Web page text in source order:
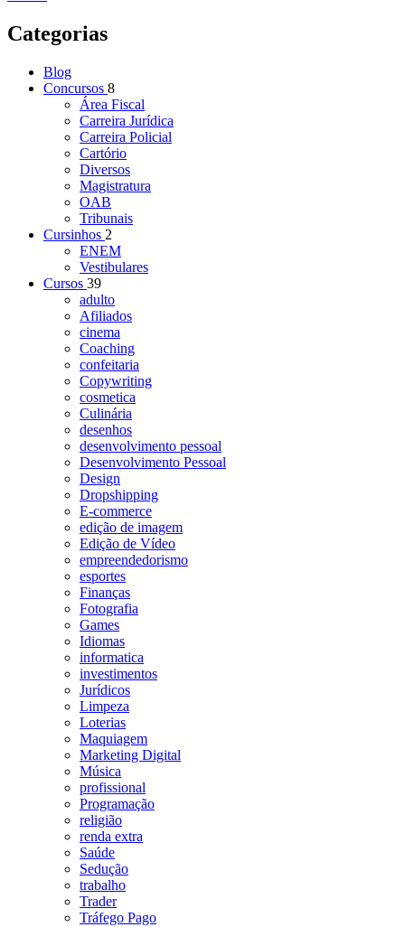
Categorias
Blog
Concursos 8
Área Fiscal
Carreira Jurídica
Carreira Policial
Cartório
Diversos
Magistratura
OAB
Tribunais
Cursinhos 2
ENEM
Vestibulares
Cursos 39
adulto
Afiliados
cinema
Coaching
confeitaria
Copywriting
cosmetica
Culinária
desenhos
desenvolvimento pessoal
Desenvolvimento Pessoal
Design
Dropshipping
E-commerce
edição de imagem
Edição de Vídeo
empreendedorismo
esportes
Finanças
Fotografia
Games
Idiomas
informatica
investimentos
Jurídicos
Limpeza
Loterias
Maquiagem
Marketing Digital
Música
profissional
Programação
religião
renda extra
Saúde
Sedução
trabalho
Trader
Tráfego Pago